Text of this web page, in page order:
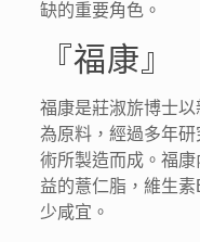
缺的重要角色。
『福康』
福康是莊淑旂博士
為原料，經過多年
術所製造而成。福
益的薏仁脂，維生
少咸宜。